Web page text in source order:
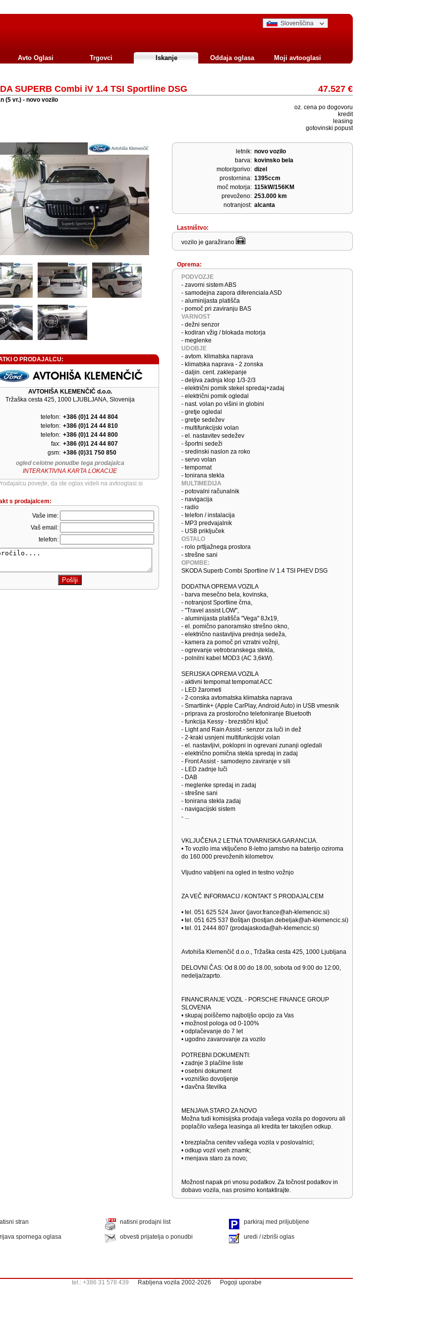
Slovenščina
Avto Oglasi Trgovci Iskanje Oddaja oglasa Moji avtooglasi
SUPERB Combi iV 1.4 TSI Sportline DSG 47.527 €
(5 vr.) - novo vozilo
oz. cena po dogovoru
kredit
leasing
gotovinski popust
O PRODAJALCU:
AVTOHIŠA KLEMENČIČ d.o.o.
Tržaška cesta 425, 1000 LJUBLJANA, Slovenija
telefon:
telefon:
telefon:
fax:
gsm:
+386 (0)1 24 44 804
+386 (0)1 24 44 810
+386 (0)1 24 44 800
+386 (0)1 24 44 807
+386 (0)31 750 850
ogled celotne ponudbe tega prodajalca
INTERAKTIVNA KARTA LOKACIJE
povejte, da ste oglas videli na avtooglasi.si
s prodajalcem:
Vaše ime:
Vaš email:
telefon:
letnik:
barva:
motor/gorivo:
prostornina:
moč motorja:
prevoženo:
notranjost:
novo vozilo
kovinsko bela
dizel
1395ccm
115kW/156KM
253.000 km
alcanta
Lastništvo:
vozilo je garažirano
Oprema:
PODVOZJE
- zavorni sistem ABS
- samodejna zapora diferenciala ASD
- aluminijasta platišča
- pomoč pri zaviranju BAS
VARNOST
- dežni senzor
- kodiran vžig / blokada motorja
- meglenke
UDOBJE
- avtom. klimatska naprava
- klimatska naprava - 2 zonska
- daljin. cent. zaklepanje
- deljiva zadnja klop 1/3-2/3
- električni pomik stekel spredaj+zadaj
- električni pomik ogledal
- nast. volan po višini in globini
- gretje ogledal
- gretje sedežev
- multifunkcijski volan
- el. nastavitev sedežev
- športni sedeži
- sredinski naslon za roko
- servo volan
- tempomat
- tonirana stekla
MULTIMEDIJA
- potovalni računalnik
- navigacija
- radio
- telefon / instalacija
- MP3 predvajalnik
- USB priključek
OSTALO
- rolo prtljažnega prostora
- strešne sani
OPOMBE:
SKODA Superb Combi Sportline iV 1.4 TSI PHEV DSG
DODATNA OPREMA VOZILA
- barva mesečno bela, kovinska,
- notranjost Sportline črna,
- "Travel assist LOW",
- aluminijasta platišča "Vega" 8Jx19,
- el. pomično panoramsko strešno okno,
- električno nastavljiva prednja sedeža,
- kamera za pomoč pri vzratni vožnji,
- ogrevanje vetrobranskega stekla,
- polnilni kabel MOD3 (AC 3,6kW).
SERIJSKA OPREMA VOZILA
- aktivni tempomat tempomat ACC
- LED žarometi
- 2-conska avtomatska klimatska naprava
- Smartlink+ (Apple CarPlay, Android Auto) in USB vmesnik
- priprava za prostoročno telefoniranje Bluetooth
- funkcija Kessy - brezstični ključ
- Light and Rain Assist - senzor za luči in dež
- 2-kraki usnjeni multifunkcijski volan
- el. nastavljivi, poklopni in ogrevani zunanji ogledali
- električno pomična stekla spredaj in zadaj
- Front Assist - samodejno zaviranje v sili
- LED zadnje luči
- DAB
- meglenke spredaj in zadaj
- strešne sani
- tonirana stekla zadaj
- navigacijski sistem
- ...
VKLJUČENA 2 LETNA TOVARNISKA GARANCIJA.
• To vozilo ima vključeno 8-letno jamstvo na baterijo oziroma
do 160.000 prevoženih kilometrov.
Vljudno vabljeni na ogled in testno vožnjo
ZA VEČ INFORMACIJ / KONTAKT S PRODAJALCEM
• tel. 051 625 524 Javor (javor.france@ah-klemencic.si)
• tel. 051 625 537 Boštjan (bostjan.debeljak@ah-klemencic.si)
• tel. 01 2444 807 (prodajaskoda@ah-klemencic.si)
Avtohiša Klemenčič d.o.o., Tržaška cesta 425, 1000 Ljubljana
DELOVNI ČAS: Od 8.00 do 18.00, sobota od 9:00 do 12:00,
nedelja/zaprto.
FINANCIRANJE VOZIL - PORSCHE FINANCE GROUP
SLOVENIA
• skupaj poiščemo najboljšo opcijo za Vas
• možnost pologa od 0-100%
• odplačevanje do 7 let
• ugodno zavarovanje za vozilo
POTREBNI DOKUMENTI:
• zadnje 3 plačilne liste
• osebni dokument
• vozniško dovoljenje
• davčna številka
MENJAVA STARO ZA NOVO
Možna tudi komisijska prodaja vašega vozila po dogovoru ali
poplačilo vašega leasinga ali kredita ter takojšen odkup.
• brezplačna cenitev vašega vozila v poslovalnici;
• odkup vozil vseh znamk;
• menjava staro za novo;
Možnost napak pri vnosu podatkov. Za točnost podatkov in
dobavo vozila, nas prosimo kontaktirajte.
stran natisni prodajni list parkiraj med priljubljene
spornega oglasa obvesti prijatelja o ponudbi uredi / izbriši oglas
tel.: +386 31 578 439 Rabljena vozila 2002-2026 Pogoji uporabe